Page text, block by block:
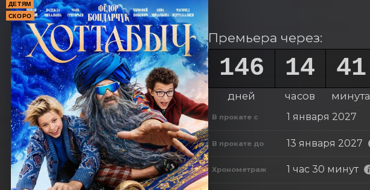
ДЕТЯМ
СКОРО
Премьера через:
146
дней
14
часов
41
минута
В прокате с 1 января 2027
В прокате до 13 января 2027
Хронометраж 1 час 30 минут